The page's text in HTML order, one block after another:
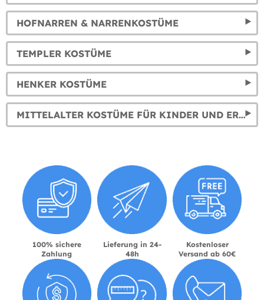
HOFNARREN & NARRENKOSTÜME
TEMPLER KOSTÜME
HENKER KOSTÜME
MITTELALTER KOSTÜME FÜR KINDER UND ERWACHSENE
100% sichere
Zahlung
Lieferung in 24-
48h
Kostenloser
Versand ab 60€